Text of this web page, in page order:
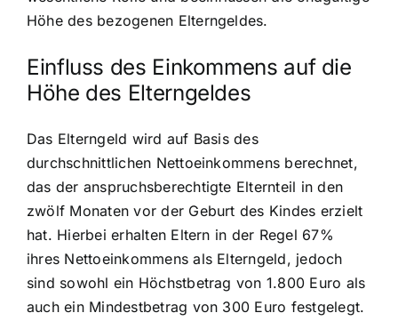
Höhe des bezogenen Elterngeldes.
Einfluss des Einkommens auf die
Höhe des Elterngeldes
Das Elterngeld wird auf Basis des
durchschnittlichen Nettoeinkommens berechnet,
das der anspruchsberechtigte Elternteil in den
zwölf Monaten vor der Geburt des Kindes erzielt
hat. Hierbei erhalten Eltern in der Regel 67%
ihres Nettoeinkommens als Elterngeld, jedoch
sind sowohl ein Höchstbetrag von 1.800 Euro als
auch ein Mindestbetrag von 300 Euro festgelegt.